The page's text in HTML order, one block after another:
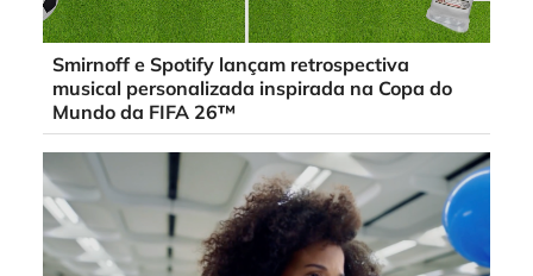
Smirnoff e Spotify lançam retrospectiva
musical personalizada inspirada na Copa do
Mundo da FIFA 26™